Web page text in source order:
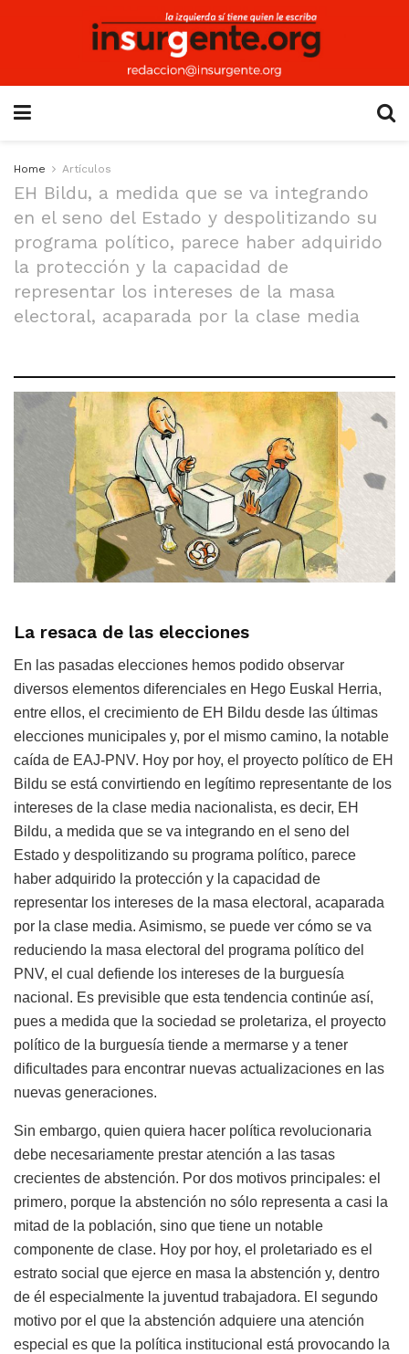
Home Artículos
EH Bildu, a medida que se va integrando
en el seno del Estado y despolitizando su
programa político, parece haber adquirido
la protección y la capacidad de
representar los intereses de la masa
electoral, acaparada por la clase media
La resaca de las elecciones
En las pasadas elecciones hemos podido observar
diversos elementos diferenciales en Hego Euskal Herria,
entre ellos, el crecimiento de EH Bildu desde las últimas
elecciones municipales y, por el mismo camino, la notable
caída de EAJ-PNV. Hoy por hoy, el proyecto político de EH
Bildu se está convirtiendo en legítimo representante de los
intereses de la clase media nacionalista, es decir, EH
Bildu, a medida que se va integrando en el seno del
Estado y despolitizando su programa político, parece
haber adquirido la protección y la capacidad de
representar los intereses de la masa electoral, acaparada
por la clase media. Asimismo, se puede ver cómo se va
reduciendo la masa electoral del programa político del
PNV, el cual defiende los intereses de la burguesía
nacional. Es previsible que esta tendencia continúe así,
pues a medida que la sociedad se proletariza, el proyecto
político de la burguesía tiende a mermarse y a tener
dificultades para encontrar nuevas actualizaciones en las
nuevas generaciones.
Sin embargo, quien quiera hacer política revolucionaria
debe necesariamente prestar atención a las tasas
crecientes de abstención. Por dos motivos principales: el
primero, porque la abstención no sólo representa a casi la
mitad de la población, sino que tiene un notable
componente de clase. Hoy por hoy, el proletariado es el
estrato social que ejerce en masa la abstención y, dentro
de él especialmente la juventud trabajadora. El segundo
motivo por el que la abstención adquiere una atención
especial es que la política institucional está provocando la